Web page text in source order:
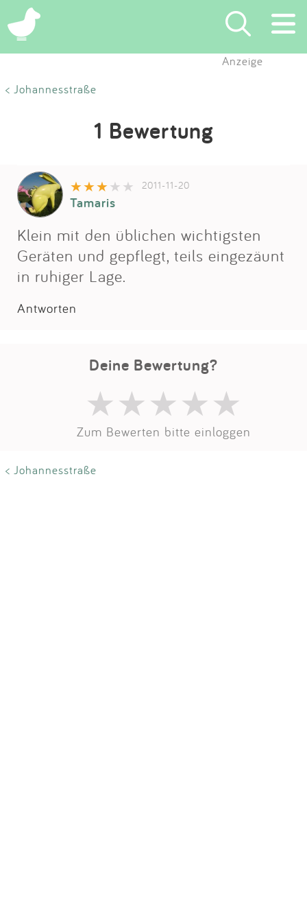
Eintragen
Partner
Kontakt
Anmelden
Anzeige
< Johannesstraße
1 Bewertung
2011-11-20
Tamaris
Klein mit den üblichen wichtigsten
Geräten und gepflegt, teils eingezäunt
in ruhiger Lage.
Antworten
Deine Bewertung?
Zum Bewerten bitte einloggen
< Johannesstraße